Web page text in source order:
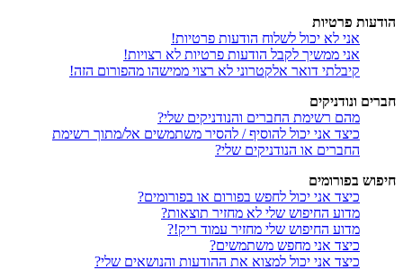
הודעות פרטיות
אני לא יכול לשלוח הודעות פרטיות!
אני ממשיך לקבל הודעות פרטיות לא רצויות!
קיבלתי דואר אלקטרוני לא רצוי ממישהו מהפורום הזה!
חברים ונודניקים
מהם רשימת החברים והנודניקים שלי?
כיצד אני יכול להוסיף / להסיר משתמשים אל/מתוך רשימת
החברים או הנודניקים שלי?
חיפוש בפורומים
כיצד אני יכול לחפש בפורום או בפורומים?
מדוע החיפוש שלי לא מחזיר תוצאות?
מדוע החיפוש שלי מחזיר עמוד ריק!?
כיצד אני מחפש משתמשים?
כיצד אני יכול למצוא את ההודעות והנושאים שלי?